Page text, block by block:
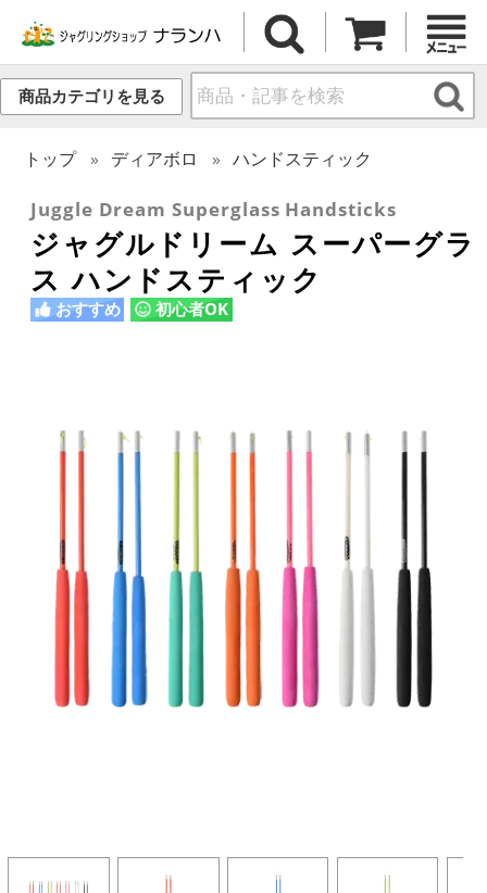
商品カテゴリを見る
トップ ディアボロ ハンドスティック
Juggle Dream Superglass Handsticks
ジャグルドリーム スーパーグラ
ス ハンドスティック
おすすめ 初心者OK